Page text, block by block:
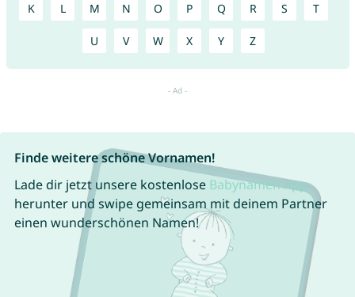
K L M N O P Q R S T
U V W X Y Z
Finde weitere schöne Vornamen!
Lade dir jetzt unsere kostenlose Babynamen App
herunter und swipe gemeinsam mit deinem Partner
einen wunderschönen Namen!